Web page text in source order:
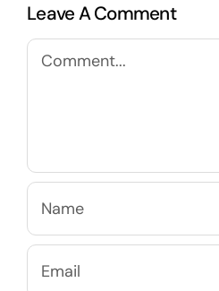
Leave A Comment
Comment